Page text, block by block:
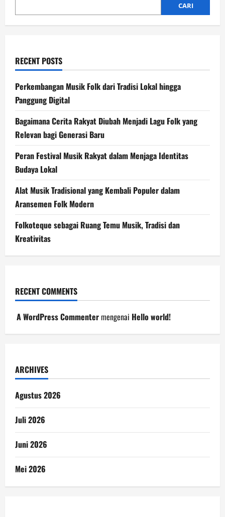
CARI
RECENT POSTS
Perkembangan Musik Folk dari Tradisi Lokal hingga
Panggung Digital
Bagaimana Cerita Rakyat Diubah Menjadi Lagu Folk yang
Relevan bagi Generasi Baru
Peran Festival Musik Rakyat dalam Menjaga Identitas
Budaya Lokal
Alat Musik Tradisional yang Kembali Populer dalam
Aransemen Folk Modern
Folkoteque sebagai Ruang Temu Musik, Tradisi dan
Kreativitas
RECENT COMMENTS
A WordPress Commentermengenai Hello world!
ARCHIVES
Agustus 2026
Juli 2026
Juni 2026
Mei 2026